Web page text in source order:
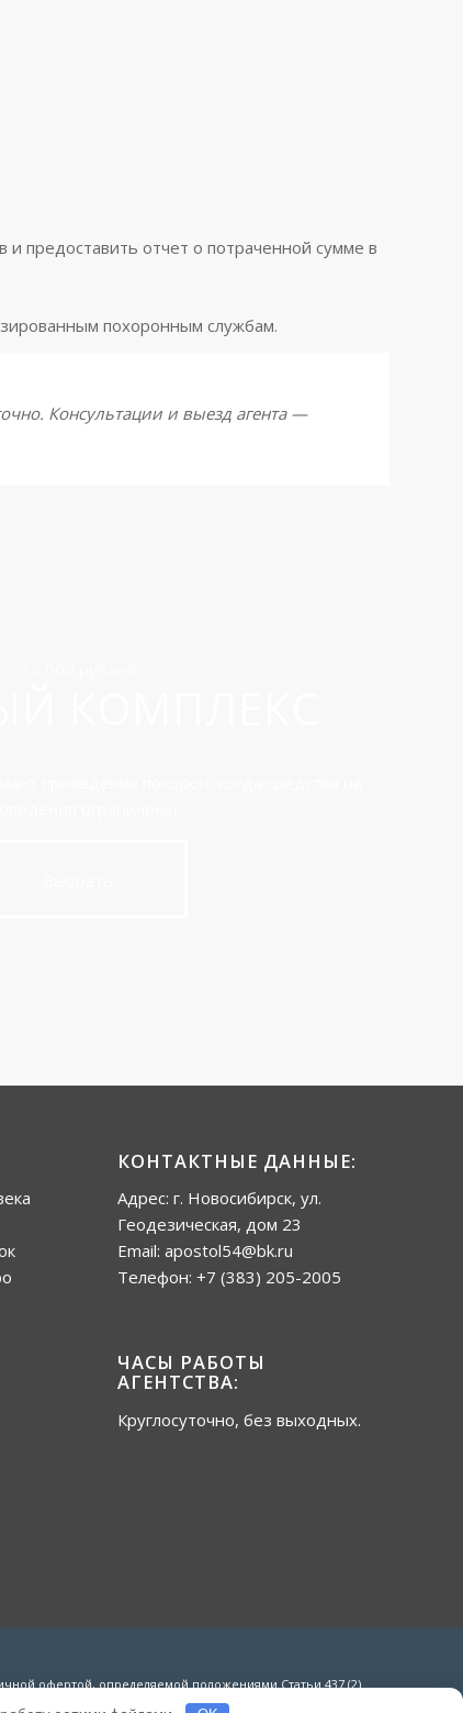
и предоставить отчет о потраченной сумме в
похоронным службам.
Консультации и выезд агента —
КОНТАКТНЫЕ ДАННЫЕ:
Адрес: г. Новосибирск, ул.
Геодезическая, дом 23
Email: apostol54@bk.ru
Телефон: +7 (383) 205-2005
ЧАСЫ РАБОТЫ
АГЕНТСТВА:
Круглосуточно, без выходных.
офертой, определяемой положениями Статьи 437 (2)